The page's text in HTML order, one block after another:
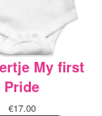
My first
Pride
€17.00